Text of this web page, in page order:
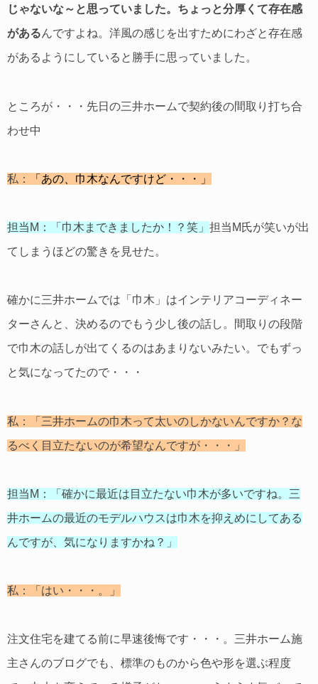
じゃないな～と思っていました。ちょっと分厚くて存在感
があるんですよね。洋風の感じを出すためにわざと存在感
があるようにしていると勝手に思っていました。
ところが・・・先日の三井ホームで契約後の間取り打ち合
わせ中
私： 「あの、巾木なんですけど・・・」
担当M：「巾木まできましたか！？笑」 担当M氏が笑いが出
てしまうほどの驚きを見せた。
確かに三井ホームでは「巾木」はインテリアコーディネー
ターさんと、決めるのでもう少し後の話し。間取りの段階
で巾木の話しが出てくるのはあまりないみたい。でもずっ
と気になってたので・・・
私：「三井ホームの巾木って太いのしかないんですか？な
るべく目立たないのが希望なんですが・・・」
担当M：「確かに最近は目立たない巾木が多いですね。三
井ホームの最近のモデルハウスは巾木を抑えめにしてある
んですが、気になりますかね？」
私：「はい・・・。」
注文住宅を建てる前に早速後悔です・・・。三井ホーム施
主さんのブログでも、標準のものから色や形を選ぶ程度